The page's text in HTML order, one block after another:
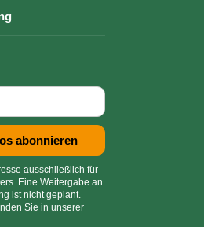
ausschließlich für
Eine Weitergabe an
ist nicht geplant.
Sie in unserer